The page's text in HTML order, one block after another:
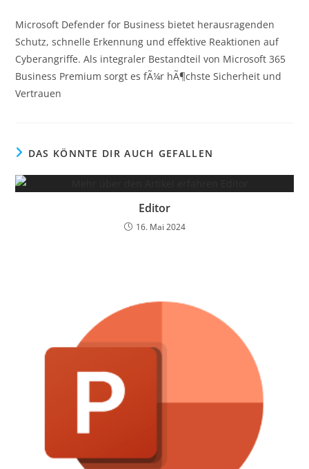
Microsoft Defender for Business bietet herausragenden
Schutz, schnelle Erkennung und effektive Reaktionen auf
Cyberangriffe. Als integraler Bestandteil von Microsoft 365
Business Premium sorgt es fÃ¼r hÃ¶chste Sicherheit und
Vertrauen
DAS KÖNNTE DIR AUCH GEFALLEN
Editor
16. Mai 2024